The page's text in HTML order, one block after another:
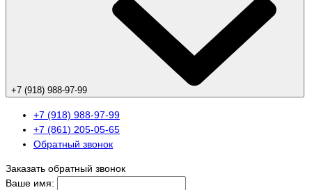
+7 (918) 988-97-99
+7 (918) 988-97-99
+7 (861) 205-05-65
Обратный звонок
Заказать обратный звонок
Ваше имя: